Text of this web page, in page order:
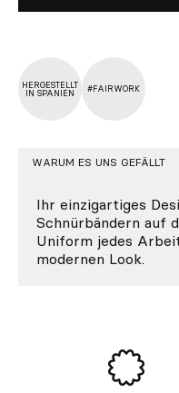
HERGESTELLT
IN SPANIEN
#FAIRWORK
WARUM ES UNS GEFÄLLT
Ihr einzigartiges
Schnürbändern auf
Uniform jedes
modernen Look.